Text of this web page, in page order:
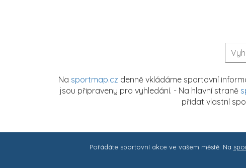
Na sportmap.cz denně vkládáme sportovní
jsou připraveny pro vyhledání. - Na hlavní straně
přidat vlastní
Pořádáte sportovní akce ve vašem městě. Na